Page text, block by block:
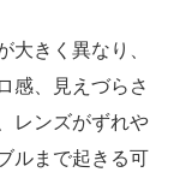
大きく異なり、
感、見えづらさ
レンズがずれや
ルまで起きる可